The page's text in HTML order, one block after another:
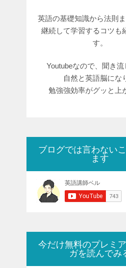
英語の基礎知識から法則ま
継続して学習するコツも
す。
Youtubeなので、聞き流
自然と英語脳にな
勉強強効率がグッと上
ブログでは言わない
ます
今だけ無料のプレミ
ガを読んでみ